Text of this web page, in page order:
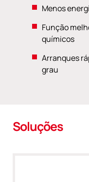
Menos
Função
químicos
Arranques
grau
Soluções